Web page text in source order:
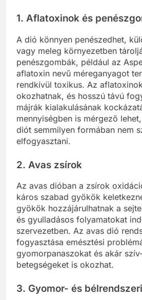
1. Aflatoxinok és
A dió könnyen penészedhet,
vagy meleg környezetben
penészgombák, például az
aflatoxin nevű méreganyagot
rendkívül toxikus. Az
okozhatnak, és hosszú távú
májrák kialakulásának
mennyiségben is mérgező
diót semmilyen formában nem
elfogyasztani.
2. Avas zsírok
Az avas dióban a zsírok
káros szabad gyökök
gyökök hozzájárulhatnak a
és gyulladásos folyamatokat
szervezetben. Az avas dió
fogyasztása emésztési
gyomorpanaszokat és akár
betegségeket is okozhat.
3. Gyomor- és